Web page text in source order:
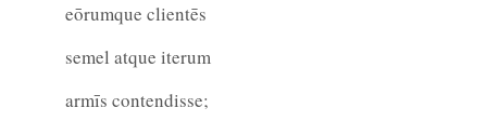
eōrumque clientēs
semel atque iterum
armīs contendisse;